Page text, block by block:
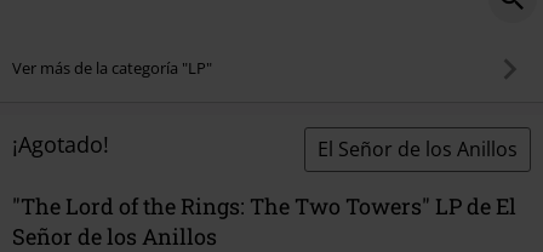
Ver más de la categoría "LP"
¡Agotado! El Señor de los Anillos
"The Lord of the Rings: The Two Towers" LP de El
Señor de los Anillos